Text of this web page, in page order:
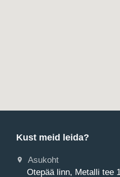
Kust meid leida?
Asukoht
Otepää linn, Metalli tee 1